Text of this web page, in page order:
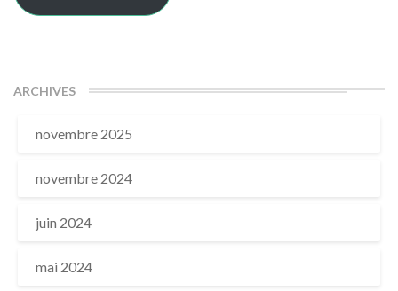
ARCHIVES
novembre 2025
novembre 2024
juin 2024
mai 2024